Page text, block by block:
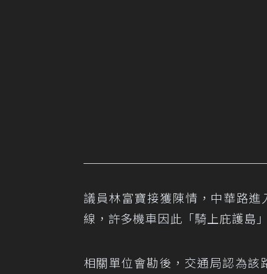
議員林富寶接獲陳情，中華路
線，許多機車因此「騎上庇護島
相關單位會勘後，交通局認為